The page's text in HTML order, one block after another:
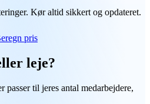
Kør altid sikkert og opdateret.
pris
leje?
passer til jeres antal medarbejdere,